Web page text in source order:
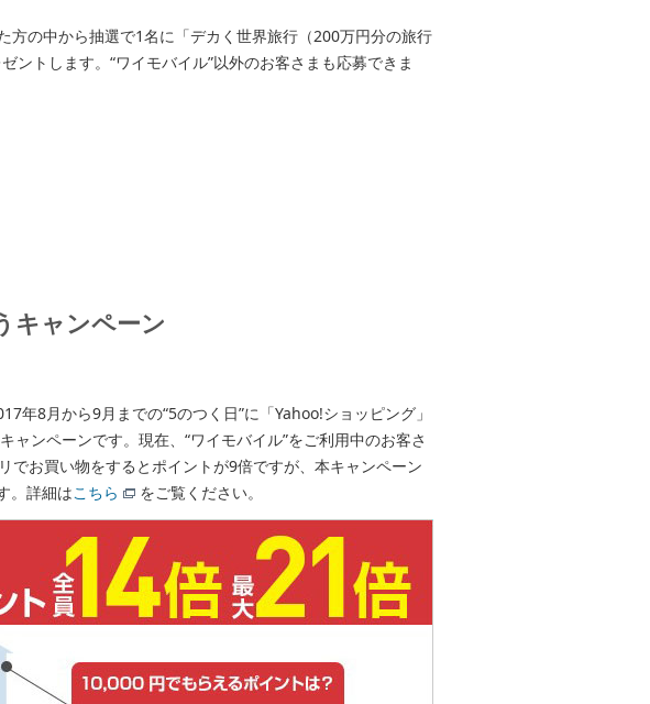
方の中から抽選で1名に「デカく世界旅行（200万円分の旅行
ントします。“ワイモバイル”以外のお客さまも応募できま
キャンペーン
年8月から9月までの“5のつく日”に「Yahoo!ショッピング」
ンペーンです。現在、“ワイモバイル”をご利用中のお客さ
でお買い物をするとポイントが9倍ですが、本キャンペーン
。詳細はこちら をご覧ください。